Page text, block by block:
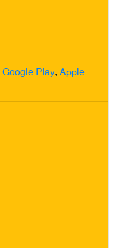
Google Play, Apple